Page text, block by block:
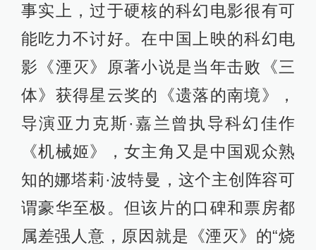
事实上，过于硬核的科幻电影很有可
能吃力不讨好。在中国上映的科幻电
影《湮灭》原著小说是当年击败《三
体》获得星云奖的《遗落的南境》，
导演亚力克斯·嘉兰曾执导科幻佳作
《机械姬》，女主角又是中国观众熟
知的娜塔莉·波特曼，这个主创阵容可
谓豪华至极。但该片的口碑和票房都
属差强人意，原因就是《湮灭》的“烧